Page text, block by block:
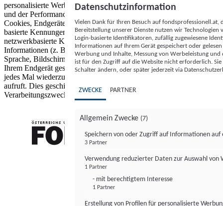
personalisierte Werbung und Inhalte, Messung von Werbeleistung
und der Performance von Inhalten sowie Zielgruppenforschung.
Cookies, Endgeräte- oder ähnliche Online-Kennungen (z. B. login-
basierte Kennungen, zufällig generierte Kennungen,
netzwerkbasierte Kennungen) können zusammen mit anderen
Informationen (z. B. Browsertyp und Browserinformationen,
Sprache, Bildschirmgröße, unterstützte Technologien usw.) auf
Ihrem Endgerät gespeichert oder von dort ausgelesen werden, um es
jedes Mal wiederzuerkennen, wenn es eine App oder einer Webseite
aufruft. Dies geschieht für einen oder mehrere der hier aufgeführten
Verarbeitungszwecke.
Datenschutzinformation
Vielen Dank für Ihren Besuch auf
Bereitstellung unserer Dienste nutzen wir Technologien
Login-basierte Identifikatoren, zufällig zugewiesene
Informationen auf Ihrem Gerät gespeichert oder
Werbung und Inhalte, Messung von Werbeleistung
ist für den Zugriff auf die Website nicht erforderlich.
Schalter ändern, oder später jederzeit via
ZWECKE PARTNER
Allgemein Zwecke (7)
Speichern von oder Zugriff auf Informationen auf
3 Partner
Verwendung reduzierter Daten zur Auswahl von
1 Partner
- mit berechtigtem Interesse
1 Partner
Erstellung von Profilen für personalisierte
FONDS professionell